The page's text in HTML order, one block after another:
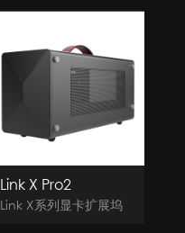
Link X Pro2
Link X系列显卡扩展坞